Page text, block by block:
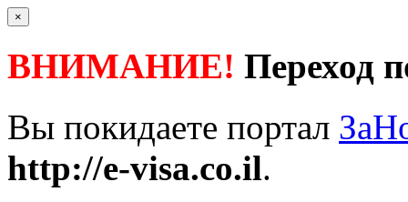
×
ВНИМАНИЕ! Переход
Вы покидаете портал
http://e-visa.co.il.